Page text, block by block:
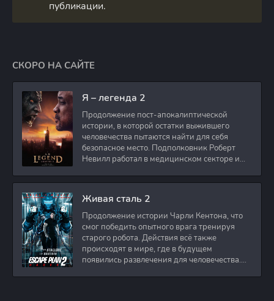
публикации.
СКОРО НА САЙТЕ
Я – легенда 2
Продолжение пост-апокалиптической
истории, в которой остатки выжившего
человечества пытаются найти для себя
безопасное место. Подполковник Роберт
Невилл работал в медицинском секторе и
Живая сталь 2
Продолжение истории Чарли Кентона, что
смог победить опытного врага тренируя
старого робота. Действия всё также
происходят в мире, где в будущем
появились развлечения для человечества.